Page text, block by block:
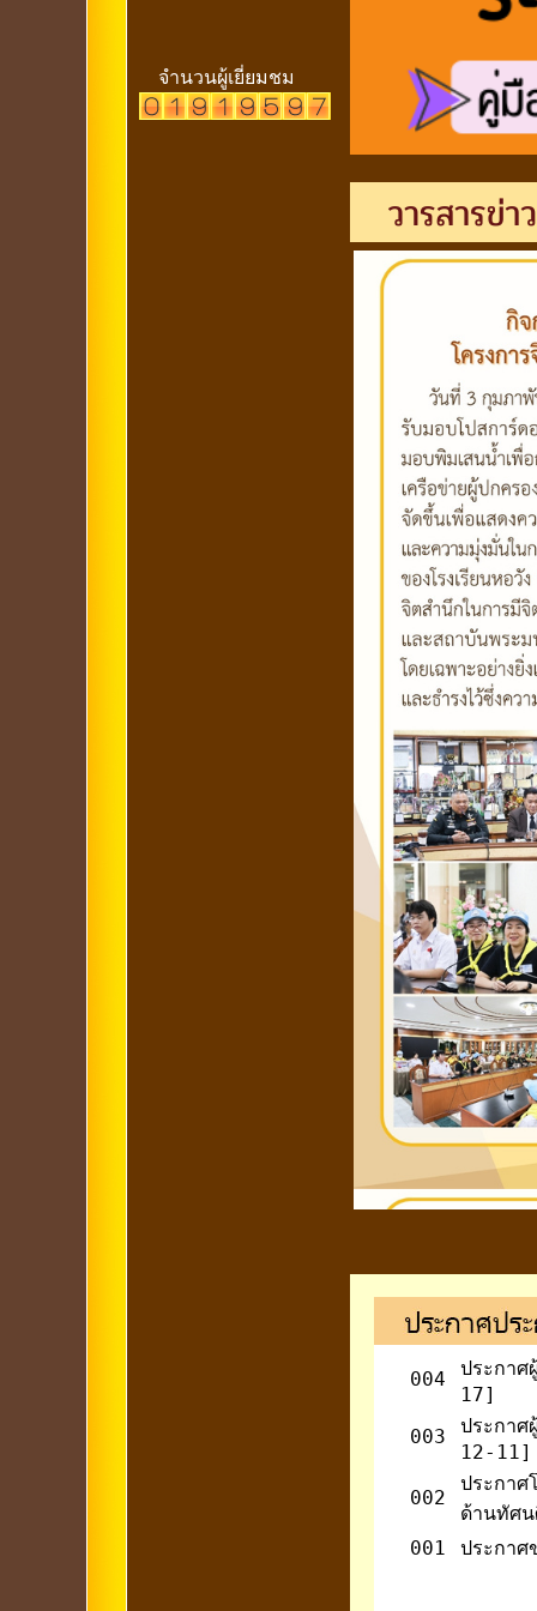
จำนวนผู้เยี่ยมชม
004
ประกาศ
17]
003
ประกา
12-11]
002
ประกาศ
ด้านทัศ
001
ประกา